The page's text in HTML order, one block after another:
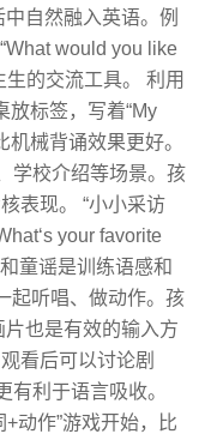
自然融入英语。例
would you like
的交流工具。 利用
放标签，写着“My
械背诵效果更好。
学校介绍等场景。孩
表现。 “小小采访
your favorite
童谣是训练语感和
起听唱、做动作。孩
也是有效的输入方
看后可以讨论剧
利于语言吸收。
动作”游戏开始，比